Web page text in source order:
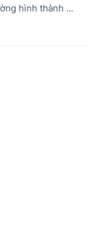
hình thành ...